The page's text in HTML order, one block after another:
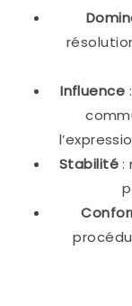
Influence
Stabilité: